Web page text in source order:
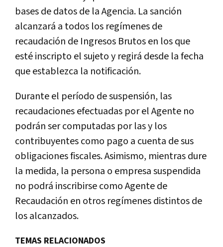
bases de datos de la Agencia. La sanción
alcanzará a todos los regímenes de
recaudación de Ingresos Brutos en los que
esté inscripto el sujeto y regirá desde la fecha
que establezca la notificación.
Durante el período de suspensión, las
recaudaciones efectuadas por el Agente no
podrán ser computadas por las y los
contribuyentes como pago a cuenta de sus
obligaciones fiscales. Asimismo, mientras dure
la medida, la persona o empresa suspendida
no podrá inscribirse como Agente de
Recaudación en otros regímenes distintos de
los alcanzados.
TEMAS RELACIONADOS